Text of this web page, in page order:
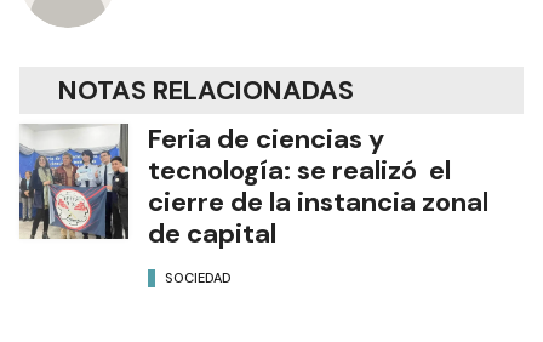
NOTAS RELACIONADAS
Feria de ciencias y
tecnología: se realizó el
cierre de la instancia zonal
de capital
SOCIEDAD